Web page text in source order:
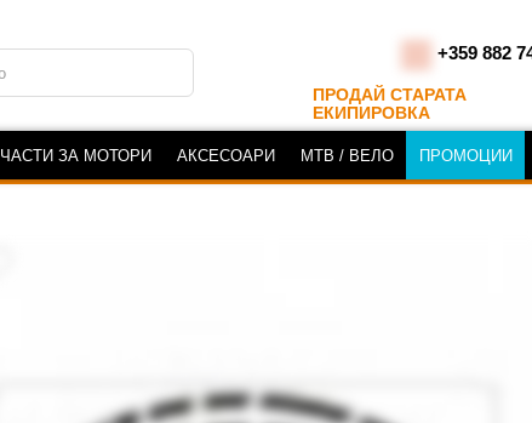
+359 882
ПРОДАЙ СТАРАТА
ЕКИПИРОВКА
ЧАСТИ ЗА МОТОРИ АКСЕСОАРИ MTB / ВЕЛО ПРОМОЦИИ